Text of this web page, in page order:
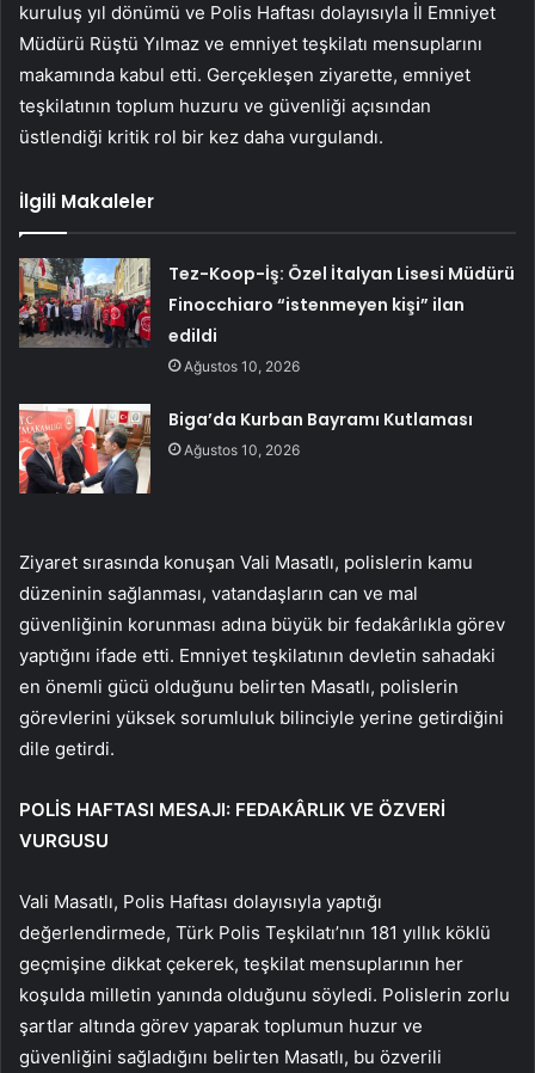
kuruluş yıl dönümü ve Polis Haftası dolayısıyla İl Emniyet
Müdürü Rüştü Yılmaz ve emniyet teşkilatı mensuplarını
makamında kabul etti. Gerçekleşen ziyarette, emniyet
teşkilatının toplum huzuru ve güvenliği açısından
üstlendiği kritik rol bir kez daha vurgulandı.
İlgili Makaleler
Tez-Koop-İş: Özel İtalyan Lisesi Müdürü
Finocchiaro “istenmeyen kişi” ilan
edildi
Ağustos 10, 2026
Biga’da Kurban Bayramı Kutlaması
Ağustos 10, 2026
Ziyaret sırasında konuşan Vali Masatlı, polislerin kamu
düzeninin sağlanması, vatandaşların can ve mal
güvenliğinin korunması adına büyük bir fedakârlıkla görev
yaptığını ifade etti. Emniyet teşkilatının devletin sahadaki
en önemli gücü olduğunu belirten Masatlı, polislerin
görevlerini yüksek sorumluluk bilinciyle yerine getirdiğini
dile getirdi.
POLİS HAFTASI MESAJI: FEDAKÂRLIK VE ÖZVERİ
VURGUSU
Vali Masatlı, Polis Haftası dolayısıyla yaptığı
değerlendirmede, Türk Polis Teşkilatı’nın 181 yıllık köklü
geçmişine dikkat çekerek, teşkilat mensuplarının her
koşulda milletin yanında olduğunu söyledi. Polislerin zorlu
şartlar altında görev yaparak toplumun huzur ve
güvenliğini sağladığını belirten Masatlı, bu özverili